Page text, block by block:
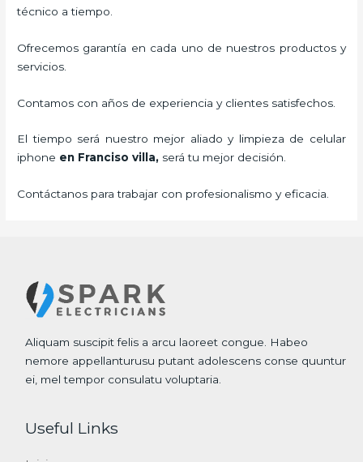
técnico a tiempo.
Ofrecemos garantía en cada uno de nuestros productos y
servicios.
Contamos con años de experiencia y clientes satisfechos.
El tiempo será nuestro mejor aliado y limpieza de celular
iphone en Franciso villa, será tu mejor decisión.
Contáctanos para trabajar con profesionalismo y eficacia.
Aliquam suscipit felis a arcu laoreet congue. Habeo
nemore appellanturusu putant adolescens conse quuntur
ei, mel tempor consulatu voluptaria.
Useful Links